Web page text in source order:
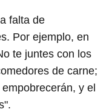
falta de
Por ejemplo, en
te juntes con los
de carne;
y el